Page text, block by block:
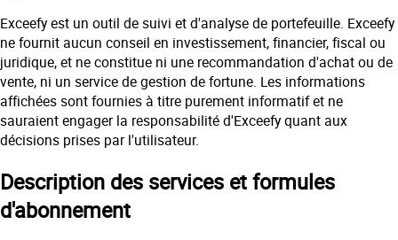
Exceefy est un outil de suivi et d'analyse de portefeuille. Exceefy
ne fournit aucun conseil en investissement, financier, fiscal ou
juridique, et ne constitue ni une recommandation d'achat ou de
vente, ni un service de gestion de fortune. Les informations
affichées sont fournies à titre purement informatif et ne
sauraient engager la responsabilité d'Exceefy quant aux
décisions prises par l'utilisateur.
Description des services et formules
d'abonnement